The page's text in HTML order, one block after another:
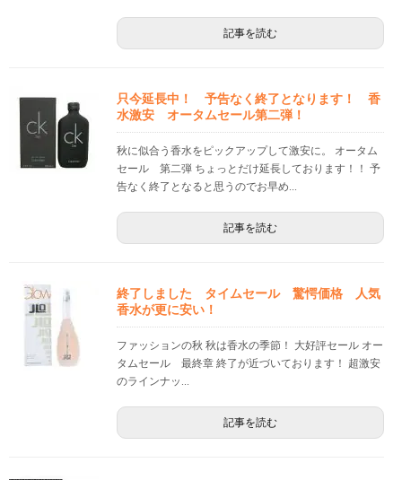
記事を読む
只今延長中！ 予告なく終了となります！ 香
水激安 オータムセール第二弾！
秋に似合う香水をピックアップして激安に。 オータム
セール 第二弾 ちょっとだけ延長しております！！ 予
告なく終了となると思うのでお早め...
記事を読む
終了しました タイムセール 驚愕価格 人気
香水が更に安い！
ファッションの秋 秋は香水の季節！ 大好評セール オー
タムセール 最終章 終了が近づいております！ 超激安
のラインナッ...
記事を読む